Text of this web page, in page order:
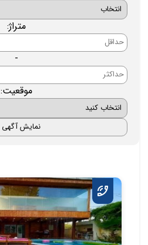
متراژ:
-
موقعیت: